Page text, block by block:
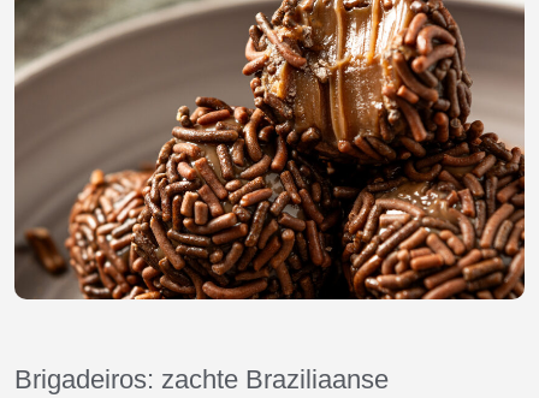
Brigadeiros: zachte Braziliaanse